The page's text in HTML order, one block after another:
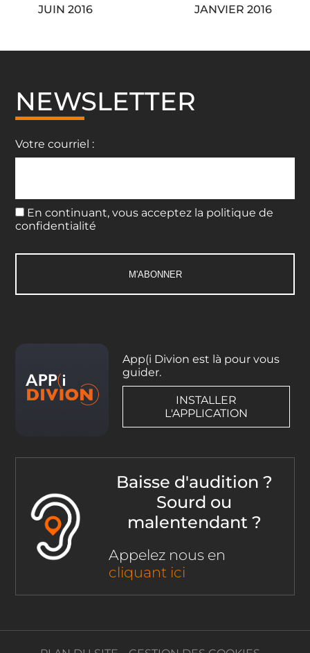
Navigation
l’article
JANVIER 2016
JUIN 2016
NEWSLETTER
Votre courriel :
En continuant, vous acceptez la politique de
confidentialité
App(i Divion est là pour vous
guider.
INSTALLER
L'APPLICATION
Baisse d'audition ?
Sourd ou
malentendant ?
Appelez nous en
cliquant ici